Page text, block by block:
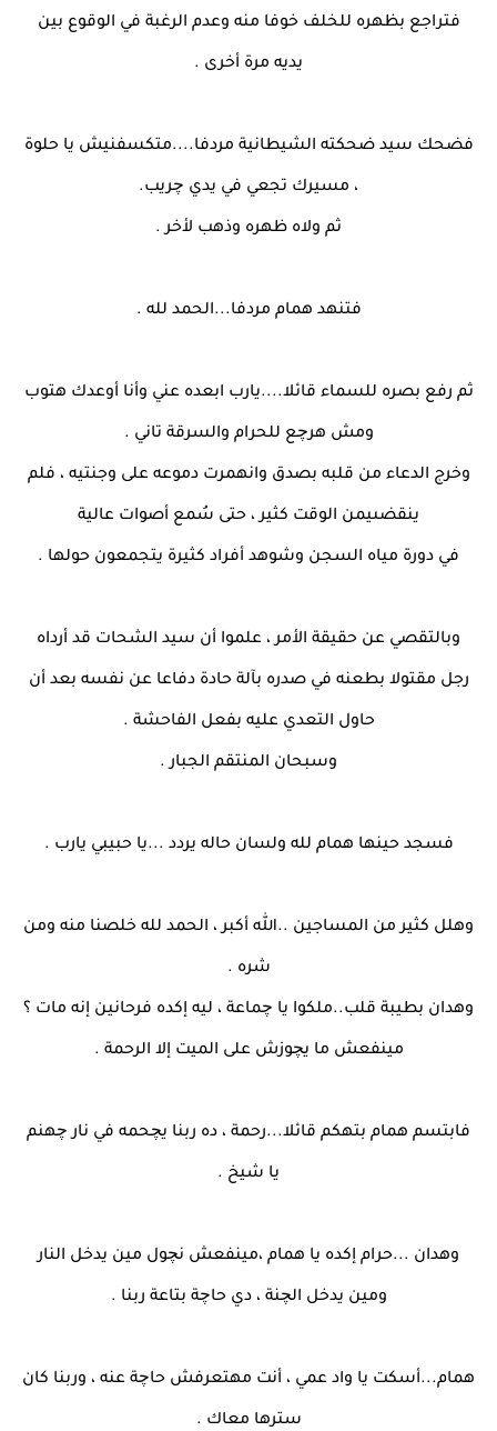
فتراجع بظهره للخلف خوفا منه وعدم الرغبة في الوقوع بين
يديه مرة أخرى .
فضحك سيد ضحكته الشيطانية مردفا....متكسفنيش يا حلوة
، مسيرك تجعي في يدي چريب.
ثم ولاه ظهره وذهب لأخر .
فتنهد همام مردفا...الحمد لله .
ثم رفع بصره للسماء قائلا....يارب ابعده عني وأنا أوعدك هتوب
ومش هرچع للحرام والسرقة تاني .
وخرج الدعاء من قلبه بصدق وانهمرت دموعه على وجنتيه ، فلم
ينقضىيمن الوقت كثير ، حتى سُمع أصوات عالية
في دورة مياه السجن وشوهد أفراد كثيرة يتجمعون حولها .
وبالتقصي عن حقيقة الأمر ، علموا أن سيد الشحات قد أرداه
رجل مقتولا بطعنه في صدره بآلة حادة دفاعا عن نفسه بعد أن
حاول التعدي عليه بفعل الفاحشة .
وسبحان المنتقم الجبار .
فسجد حينها همام لله ولسان حاله يردد ...يا حبيبي يارب .
وهلل كثير من المساجين ..الله أكبر ، الحمد لله خلصنا منه ومن
شره .
وهدان بطيبة قلب..ملكوا يا چماعة ، ليه إكده فرحانين إنه مات ؟
مينفعش ما يچوزش على الميت إلا الرحمة .
فابتسم همام بتهكم قائلا...رحمة ، ده ربنا يچحمه في نار چهنم
يا شيخ .
وهدان ...حرام إكده يا همام ،مينفعش نچول مين يدخل النار
ومين يدخل الچنة ، دي حاچة بتاعة ربنا .
همام...أسكت يا واد عمي ، أنت مهتعرفش حاچة عنه ، وربنا كان
سترها معاك .